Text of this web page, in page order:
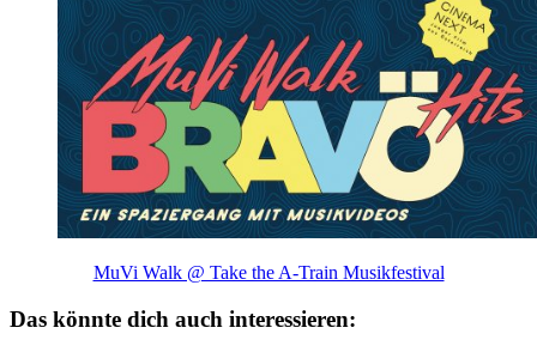
MuVi Walk @ Take the A-Train Musikfestival
Das könnte dich auch interessieren: